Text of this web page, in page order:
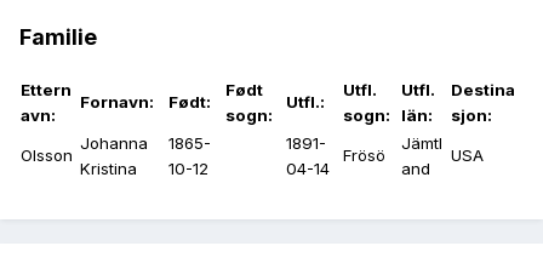
Familie
Ettern
avn:
Fornavn: Født:
Født
sogn:
Utfl.:
Utfl.
sogn:
Utfl.
län:
Destina
sjon:
Olsson
Johanna
Kristina
1865-
10-12
1891-
04-14
Frösö
Jämtl
and
USA